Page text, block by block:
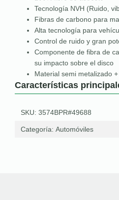
Tecnología NVH (Ruido,
Fibras de carbono para
Alta tecnología para
Control de ruido y gran
Componente de fibra de
su impacto sobre el disco
Material semi metalizado
Características
SKU: 3574BPR#49688
Categoría: Automóviles